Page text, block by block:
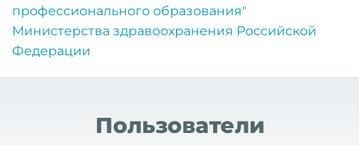
профессионального образования"
Министерства здравоохранения Российской
Федерации
Пользователи